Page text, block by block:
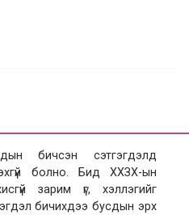
бичсэн сэтгэгдэлд
болно. Бид ХХЗХ-ын
зарим үг, хэллэгийг
бичихдээ бусдын эрх